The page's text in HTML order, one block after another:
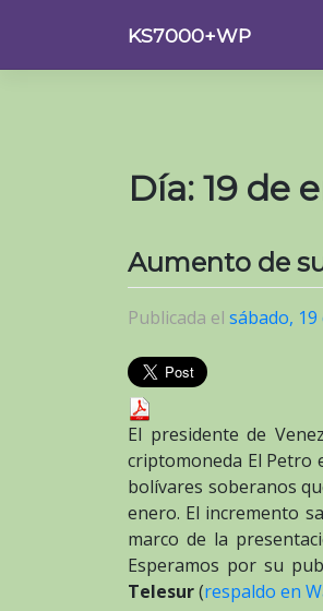
contenido
KS7000+WP
Día: 19 de
Aumento de
Publicada el sábado,
El presidente de
criptomoneda El Petro
bolívares soberanos
enero. El incremento
marco de la
Esperamos por su
Telesur(respaldo en